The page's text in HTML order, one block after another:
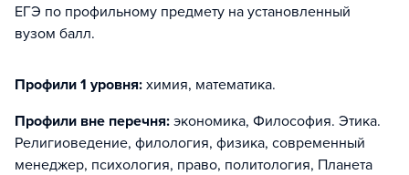
ЕГЭ по профильному предмету на установленный
вузом балл.
Профили 1 уровня: химия, математика.
Профили вне перечня: экономика, Философия. Этика.
Религиоведение, филология, физика, современный
менеджер, психология, право, политология, Планета